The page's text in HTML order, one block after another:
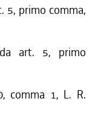
5, primo comma,
art. 5, primo
comma 1, L. R.